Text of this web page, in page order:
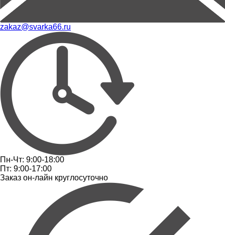
zakaz@svarka66.ru
Пн-Чт: 9:00-18:00
Пт: 9:00-17:00
Заказ он-лайн круглосуточно